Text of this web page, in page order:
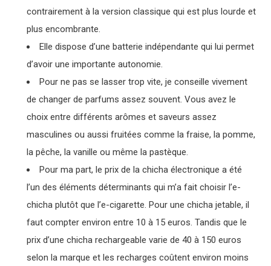
contrairement à la version classique qui est plus lourde et
plus encombrante.
Elle dispose d’une batterie indépendante qui lui permet
d’avoir une importante autonomie.
Pour ne pas se lasser trop vite, je conseille vivement
de changer de parfums assez souvent. Vous avez le
choix entre différents arômes et saveurs assez
masculines ou aussi fruitées comme la fraise, la pomme,
la pêche, la vanille ou même la pastèque.
Pour ma part, le prix de la chicha électronique a été
l’un des éléments déterminants qui m’a fait choisir l’e-
chicha plutôt que l’e-cigarette. Pour une chicha jetable, il
faut compter environ entre 10 à 15 euros. Tandis que le
prix d’une chicha rechargeable varie de 40 à 150 euros
selon la marque et les recharges coûtent environ moins